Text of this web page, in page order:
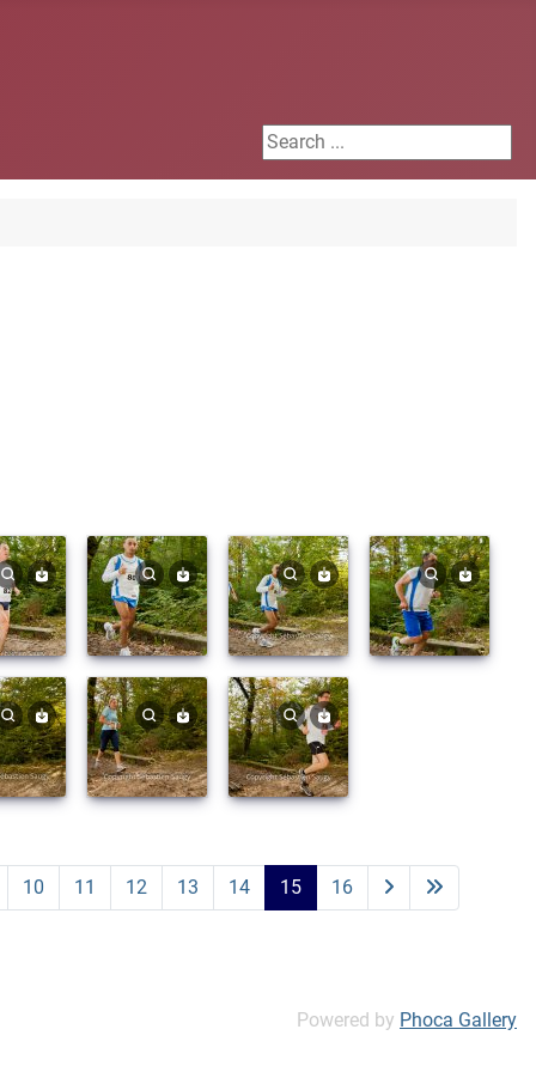
Search ...
10 11 12 13 14 15 16
Powered by Phoca Gallery